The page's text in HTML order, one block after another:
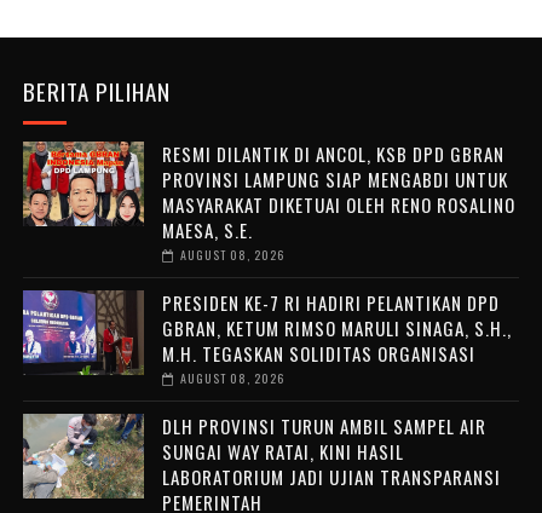
BERITA PILIHAN
RESMI DILANTIK DI ANCOL, KSB DPD GBRAN
PROVINSI LAMPUNG SIAP MENGABDI UNTUK
MASYARAKAT DIKETUAI OLEH RENO ROSALINO
MAESA, S.E.
AUGUST 08, 2026
PRESIDEN KE-7 RI HADIRI PELANTIKAN DPD
GBRAN, KETUM RIMSO MARULI SINAGA, S.H.,
M.H. TEGASKAN SOLIDITAS ORGANISASI
AUGUST 08, 2026
DLH PROVINSI TURUN AMBIL SAMPEL AIR
SUNGAI WAY RATAI, KINI HASIL
LABORATORIUM JADI UJIAN TRANSPARANSI
PEMERINTAH